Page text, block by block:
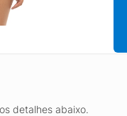
detalhes abaixo.